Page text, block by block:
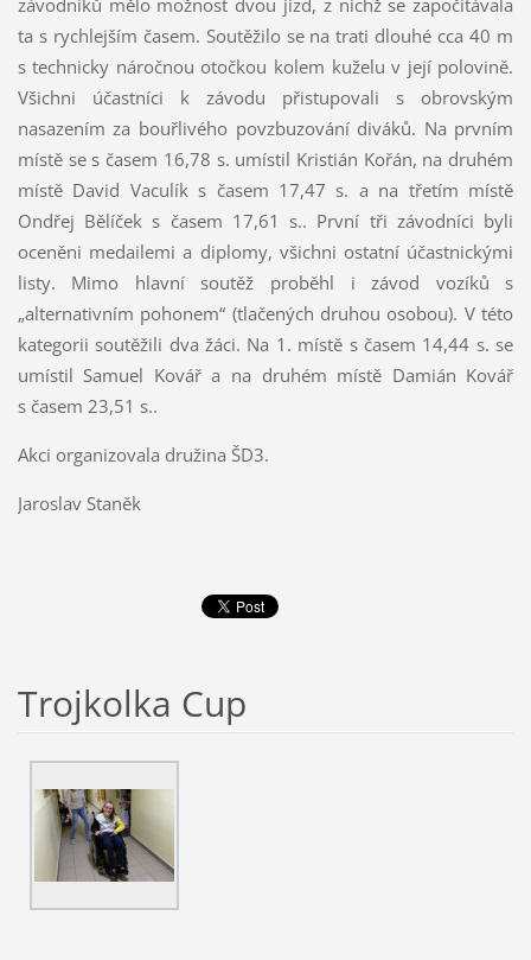
závodníků mělo možnost dvou jízd, z nichž se započítávala
ta s rychlejším časem. Soutěžilo se na trati dlouhé cca 40 m
s technicky náročnou otočkou kolem kuželu v její polovině.
Všichni účastníci k závodu přistupovali s obrovským
nasazením za bouřlivého povzbuzování diváků. Na prvním
místě se s časem 16,78 s. umístil Kristián Kořán, na druhém
místě David Vaculík s časem 17,47 s. a na třetím místě
Ondřej Bělíček s časem 17,61 s.. První tři závodníci byli
oceněni medailemi a diplomy, všichni ostatní účastnickými
listy. Mimo hlavní soutěž proběhl i závod vozíků s
„alternativním pohonem“ (tlačených druhou osobou). V této
kategorii soutěžili dva žáci. Na 1. místě s časem 14,44 s. se
umístil Samuel Kovář a na druhém místě Damián Kovář
s časem 23,51 s..
Akci organizovala družina ŠD3.
Jaroslav Staněk
Trojkolka Cup